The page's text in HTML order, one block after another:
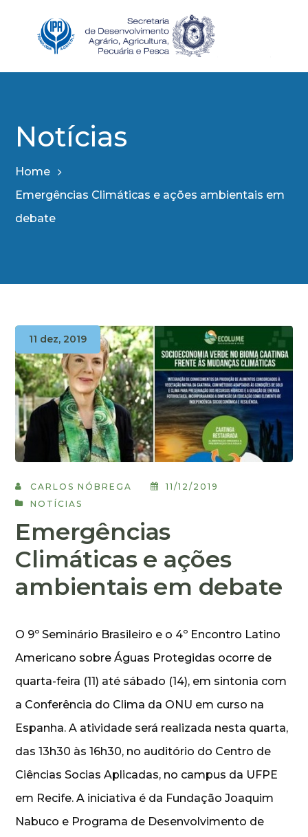
Notícias
Home
Emergências Climáticas e ações ambientais em
debate
11 dez, 2019
CARLOS NÓBREGA
11/12/2019
NOTÍCIAS
Emergências
Climáticas e ações
ambientais em debate
O 9º Seminário Brasileiro e o 4º Encontro Latino
Americano sobre Águas Protegidas ocorre de
quarta-feira (11) até sábado (14), em sintonia com
a Conferência do Clima da ONU em curso na
Espanha. A atividade será realizada nesta quarta,
das 13h30 às 16h30, no auditório do Centro de
Ciências Socias Aplicadas, no campus da UFPE
em Recife. A iniciativa é da Fundação Joaquim
Nabuco e Programa de Desenvolvimento de